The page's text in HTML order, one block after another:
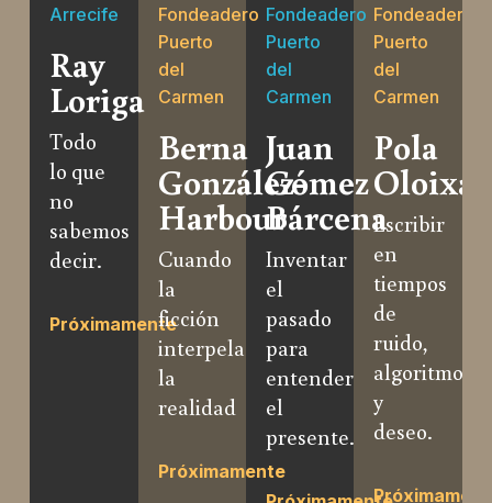
Arrecife
Ray
Loriga
Todo
lo que
no
sabemos
decir.
Próximamente
Fondeadero
Puerto
del
Carmen
Berna
González-
Harbour
Cuando
la
ficción
interpela
la
realidad
Próximamente
Fondeadero
Puerto
del
Carmen
Juan
Gómez
Bárcena
Inventar
el
pasado
para
entender
el
presente.
Fondeadero
Puerto
del
Carmen
Pola
Escribir
en
tiempos
de
ruido,
algoritmos
y
deseo.